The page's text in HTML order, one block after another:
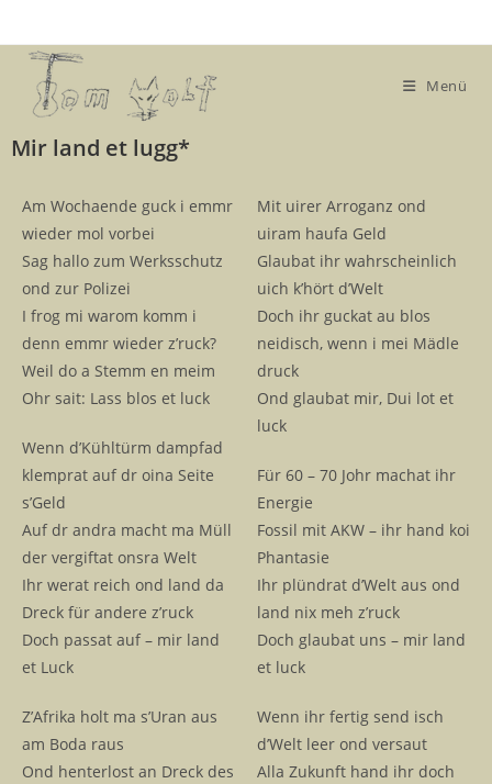
Menü
Mir land et lugg*
Am Wochaende guck i emmr
wieder mol vorbei
Sag hallo zum Werksschutz
ond zur Polizei
I frog mi warom komm i
denn emmr wieder z’ruck?
Weil do a Stemm en meim
Ohr sait: Lass blos et luck
Wenn d’Kühltürm dampfad
klemprat auf dr oina Seite
s’Geld
Auf dr andra macht ma Müll
der vergiftat onsra Welt
Ihr werat reich ond land da
Dreck für andere z’ruck
Doch passat auf – mir land
et Luck
Z’Afrika holt ma s’Uran aus
am Boda raus
Ond henterlost an Dreck des
Mit uirer Arroganz ond
uiram haufa Geld
Glaubat ihr wahrscheinlich
uich k’hört d’Welt
Doch ihr guckat au blos
neidisch, wenn i mei Mädle
druck
Ond glaubat mir, Dui lot et
luck
Für 60 – 70 Johr machat ihr
Energie
Fossil mit AKW – ihr hand koi
Phantasie
Ihr plündrat d’Welt aus ond
land nix meh z’ruck
Doch glaubat uns – mir land
et luck
Wenn ihr fertig send isch
d’Welt leer ond versaut
Alla Zukunft hand ihr doch